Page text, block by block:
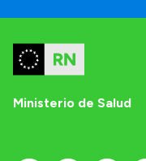
Ministerio de Salud